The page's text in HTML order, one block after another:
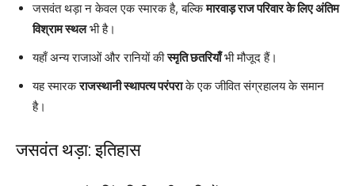
जसवंत थड़ा न केवल एक स्मारक है, बल्किमारवाड़ राज परिवार के लिए अंतिम
विश्राम स्थलभी है।
यहाँ अन्य राजाओं और रानियों कीस्मृति छतरियाँभी मौजूद हैं।
यह स्मारकराजस्थानी स्थापत्य परंपराके एक जीवित संग्रहालय के समान
है।
जसवंत थड़ा: इतिहास